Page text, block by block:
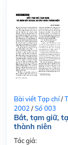
Bài viết Tạp chí/
2002 /Số 003
Bắt, tạm giữ,
thành niên
Tác giả: